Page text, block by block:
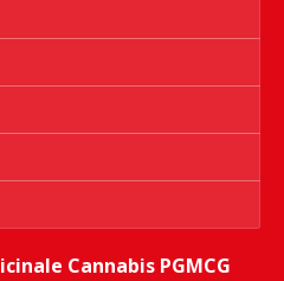
Cannabis PGMCG